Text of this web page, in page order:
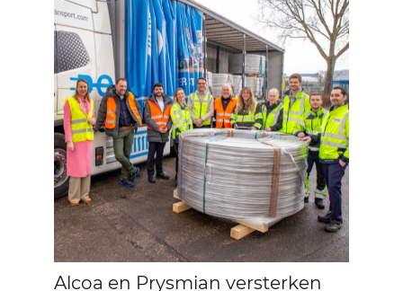
Alcoa en Prysmian versterken